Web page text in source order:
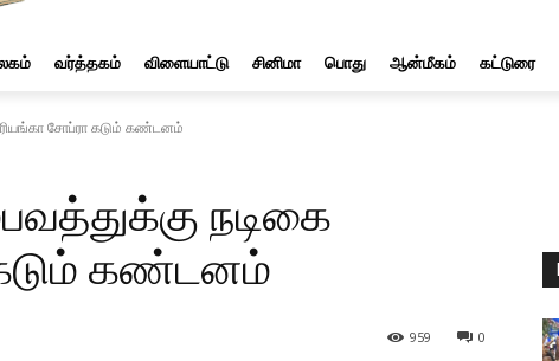
வர்த்தகம் விளையாட்டு சினிமா பொது ஆன்மீகம் கட்டுரை
சோப்ரா கடும் கண்டனம்
நடிகை
கண்டனம்
0
959